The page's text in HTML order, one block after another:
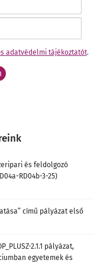
adatvédelmi tájékoztatót.
és feldolgozó
RD04b-3-25)
című pályázat első
2.1.1 pályázat,
egyetemek és